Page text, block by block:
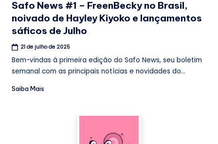
Safo News #1 – FreenBecky no Brasil,
noivado de Hayley Kiyoko e lançamentos
sáficos de Julho
21 de julho de 2025
Bem-vindas à primeira edição do Safo News, seu boletim
semanal com as principais notícias e novidades do...
Saiba Mais